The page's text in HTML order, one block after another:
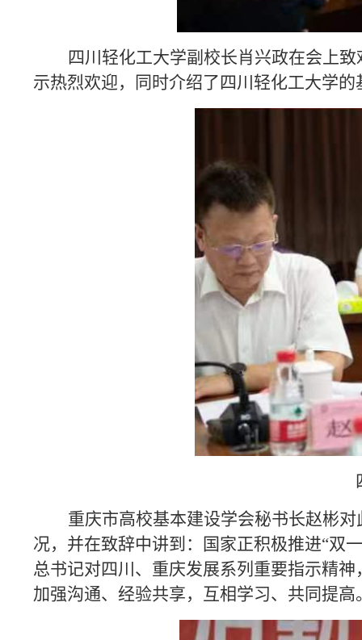
四川轻化工大学副校长肖兴政在会上
示热烈欢迎，同时介绍了四川轻化工大学
重庆市高校基本建设学会秘书长赵彬
况，并在致辞中讲到：国家正积极推进“双
总书记对四川、重庆发展系列重要指示精
加强沟通、经验共享，互相学习、共同提高